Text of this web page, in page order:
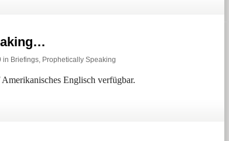
in Briefings, Prophetically Speaking
Englisch verfügbar.